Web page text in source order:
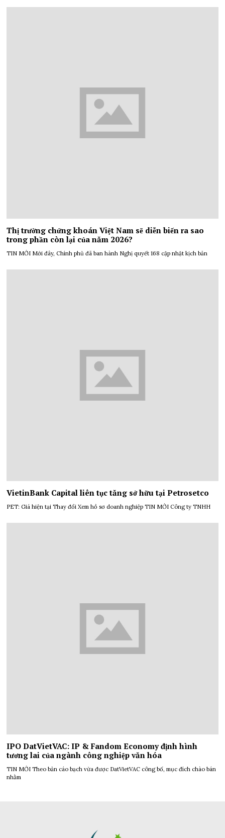
Thị trường chứng khoán Việt Nam sẽ diễn biến ra sao
trong phần còn lại của năm 2026?
TIN MỚI Mới đây, Chính phủ đã ban hành Nghị quyết 168 cập nhật kịch bản
VietinBank Capital liên tục tăng sở hữu tại Petrosetco
PET: Giá hiện tại Thay đổi Xem hồ sơ doanh nghiệp TIN MỚI Công ty TNHH
IPO DatVietVAC: IP & Fandom Economy định hình
tương lai của ngành công nghiệp văn hóa
TIN MỚI Theo bản cáo bạch vừa được DatVietVAC công bố, mục đích chào bán
nhằm